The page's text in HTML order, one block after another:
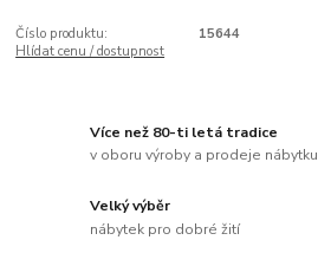
Číslo produktu:
15644
Hlídat cenu / dostupnost
Více než 80-ti letá tradice
v oboru výroby a prodeje nábytku
Velký výběr
nábytek pro dobré žití